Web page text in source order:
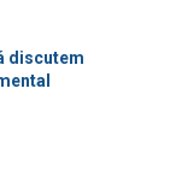
discutem